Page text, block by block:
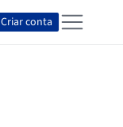
Criar conta